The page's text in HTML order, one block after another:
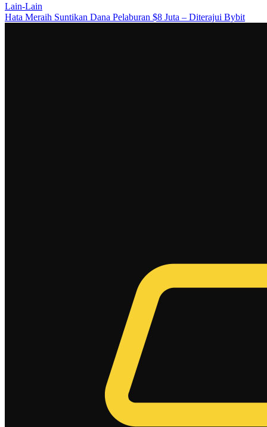
Lain-Lain
Hata Meraih Suntikan Dana Pelaburan $8 Juta – Diterajui Bybit